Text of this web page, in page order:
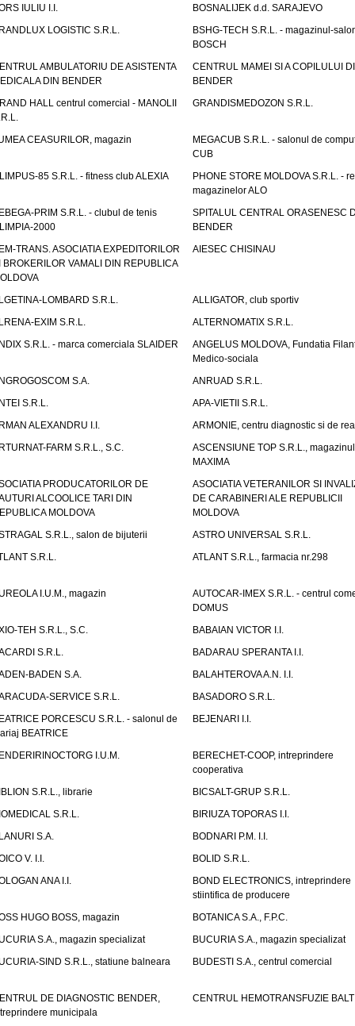
IULIU I.I.
BOSNALIJEK d.d. SARAJEVO
LOGISTIC S.R.L.
BSHG-TECH S.R.L. - magazinul-
BOSCH
AMBULATORIU DE ASISTENTA
DIN BENDER
CENTRUL MAMEI SI A COPILULUI
BENDER
HALL centrul comercial - MANOLII
GRANDISMEDOZON S.R.L.
CEASURILOR, magazin
MEGACUB S.R.L. - salonul de
CUB
85 S.R.L. - fitness club ALEXIA
PHONE STORE MOLDOVA S.R.L. -
magazinelor ALO
PRIM S.R.L. - clubul de tenis
2000
SPITALUL CENTRAL ORASENESC
BENDER
TRANS. ASOCIATIA EXPEDITORILOR
BROKERILOR VAMALI DIN REPUBLICA
AIESEC CHISINAU
LOMBARD S.R.L.
ALLIGATOR, club sportiv
EXIM S.R.L.
ALTERNOMATIX S.R.L.
S.R.L. - marca comerciala SLAIDER
ANGELUS MOLDOVA, Fundatia
Medico-sociala
S.A.
ANRUAD S.R.L.
S.R.L.
APA-VIETII S.R.L.
ALEXANDRU I.I.
ARMONIE, centru diagnostic si de
FARM S.R.L., S.C.
ASCENSIUNE TOP S.R.L., magazinul
MAXIMA
PRODUCATORILOR DE
ALCOOLICE TARI DIN
MOLDOVA
ASOCIATIA VETERANILOR SI
DE CARABINERI ALE REPUBLICII
MOLDOVA
S.R.L., salon de bijuterii
ASTRO UNIVERSAL S.R.L.
S.R.L.
ATLANT S.R.L., farmacia nr.298
I.U.M., magazin
AUTOCAR-IMEX S.R.L. - centrul
DOMUS
TEH S.R.L., S.C.
BABAIAN VICTOR I.I.
S.R.L.
BADARAU SPERANTA I.I.
BADEN S.A.
BALAHTEROVA A.N. I.I.
SERVICE S.R.L.
BASADORO S.R.L.
PORCESCU S.R.L. - salonul de
BEATRICE
BEJENARI I.I.
I.U.M.
BERECHET-COOP, intreprindere
cooperativa
S.R.L., librarie
BICSALT-GRUP S.R.L.
S.R.L.
BIRIUZA TOPORAS I.I.
S.A.
BODNARI P.M. I.I.
V. I.I.
BOLID S.R.L.
ANA I.I.
BOND ELECTRONICS, intreprindere
stiintifica de producere
HUGO BOSS, magazin
BOTANICA S.A., F.P.C.
S.A., magazin specializat
BUCURIA S.A., magazin specializat
SIND S.R.L., statiune balneara
BUDESTI S.A., centrul comercial
DE DIAGNOSTIC BENDER,
municipala
CENTRUL HEMOTRANSFUZIE